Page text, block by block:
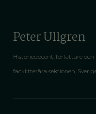
Peter Ullgren
Historiedocent, författare och
facklitterära sektionen,